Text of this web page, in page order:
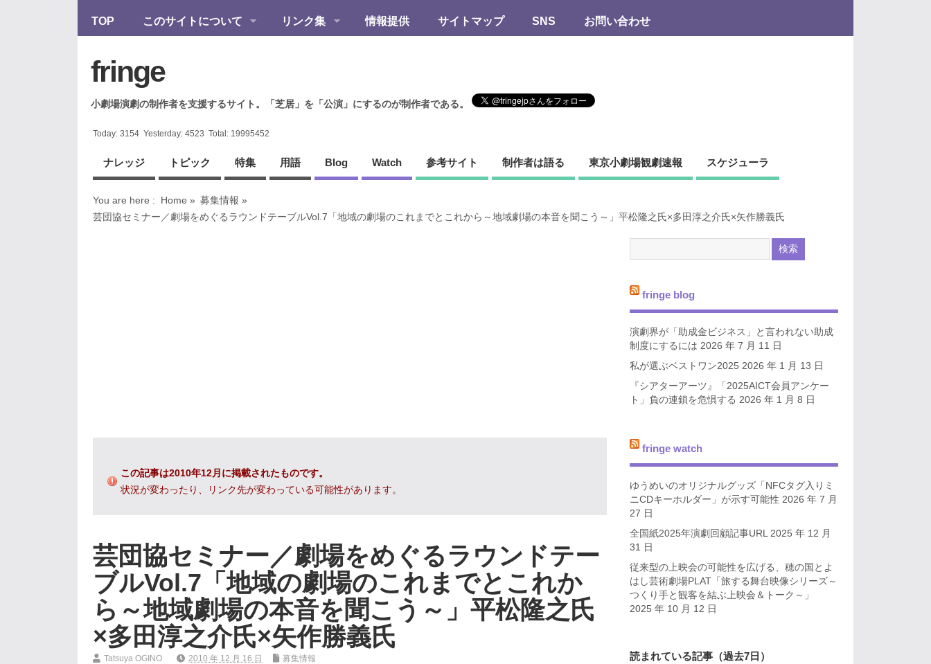
TOP このサイトについて リンク集 情報提供 サイトマップ SNS お問い合わせ
fringe
小劇場演劇の制作者を支援するサイト。「芝居」を「公演」にするのが制作者である。
Today:3154 Yesterday:4523 Total: 19995452
ナレッジ トピック 特集 用語 Blog Watch 参考サイト 制作者は語る 東京小劇場観劇速報 スケジューラ
You are here : Home » 募集情報 »
芸団協セミナー／劇場をめぐるラウンドテーブルVol.7「地域の劇場のこれまでとこれから～地域劇場の本音を聞こう～」平松隆之氏×多田淳之介氏×矢作勝義氏
この記事は2010年12月に掲載されたものです。
状況が変わったり、リンク先が変わっている可能性があります。
芸団協セミナー／劇場をめぐるラウンドテー
ブルVol.7「地域の劇場のこれまでとこれか
ら～地域劇場の本音を聞こう～」平松隆之氏
×多田淳之介氏×矢作勝義氏
Tatsuya OGINO 2010 年 12 月 16 日 募集情報
fringe blog
演劇界が「助成金ビジネス」と言われない助成
制度にするには 2026 年 7 月 11 日
私が選ぶベストワン2025 2026 年 1 月 13 日
『シアターアーツ』「2025AICT会員アンケー
ト」負の連鎖を危惧する 2026 年 1 月 8 日
fringe watch
ゆうめいのオリジナルグッズ「NFCタグ入りミ
ニCDキーホルダー」が示す可能性 2026 年 7 月
27 日
全国紙2025年演劇回顧記事URL 2025 年 12 月
31 日
従来型の上映会の可能性を広げる、穂の国とよ
はし芸術劇場PLAT「旅する舞台映像シリーズ～
つくり手と観客を結ぶ上映会＆トーク～」
2025 年 10 月 12 日
読まれている記事（過去7日）